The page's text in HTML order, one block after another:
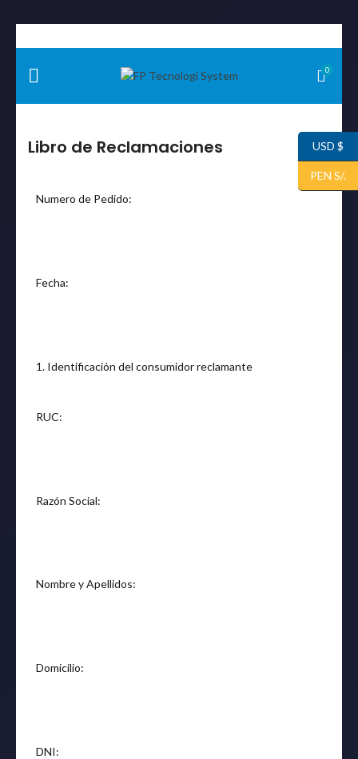
0
Libro de Reclamaciones
Numero de Pedido:
Fecha:
1. Identificación del consumidor reclamante
RUC:
Razón Social:
Nombre y Apellidos:
Domicilio:
DNI:
USD $
PEN S/.